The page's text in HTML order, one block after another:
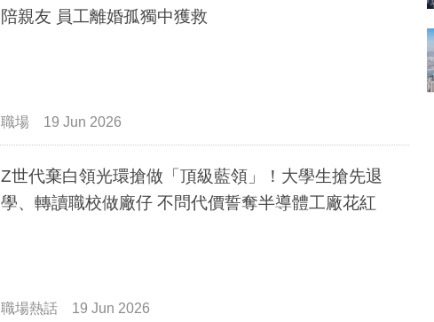
陪親友 員工離婚孤獨中獲救
職場 19 Jun 2026
Z世代棄白領光環搶做「頂級藍領」！大學生搶先退
學、轉讀職校做廠仔 不問代價誓奪半導體工廠花紅
職場熱話 19 Jun 2026